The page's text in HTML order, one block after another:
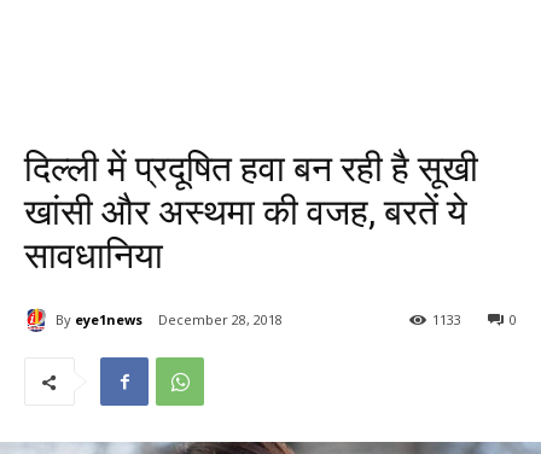
दिल्ली में प्रदूषित हवा बन रही है सूखी
खांसी और अस्थमा की वजह, बरतें ये
सावधानिया
By eye1news December 28, 2018 0
1133